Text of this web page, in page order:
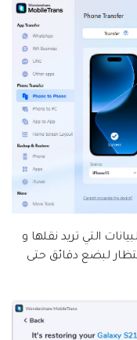
التي تريد نقلها و
لبضع دقائق حتى